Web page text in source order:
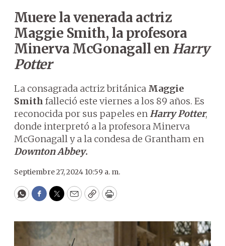
Muere la venerada actriz
Maggie Smith, la profesora
Minerva McGonagall en Harry
Potter
La consagrada actriz británica Maggie
Smith falleció este viernes a los 89 años. Es
reconocida por sus papeles enHarry Potter,
donde interpretó a la profesora Minerva
McGonagall y a la condesa de Grantham en
Downton Abbey.
Septiembre 27, 2024 10:59 a. m.
WhatsApp
Facebook
Twitter
EmailCopyPrint